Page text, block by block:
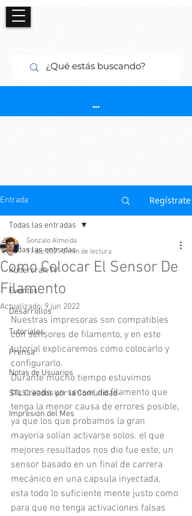
...
Entrada Regístrate
Todas las entradas
Kuttercraft TV
Eventos
Desarrollos
Tutoriales
Prensa
Notas de Usuarios
STL Creados por la Comunidad
Impresión del Mes
Todas las entradas
Como Colocar El Sensor De
Filamento
Gonzalo Almeida
17 dic 2021 2 min de lectura
Actualizado: 9 jun 2022
Nuestras impresoras son compatibles
con sensores de filamento, y en este
tutorial explicaremos como colocarlo y
configurarlo.
Durante mucho tiempo estuvimos
buscando un sensor de filamento que
tenga la menor causa de errores posible,
ya que los que probamos la gran
mayoría solían activarse solos. el que
mejores resultados nos dio fue este, un
sensor basado en un final de carrera
mecánico en una capsula inyectada,
esta todo lo suficiente mente justo como
para que no tenga activaciones falsas